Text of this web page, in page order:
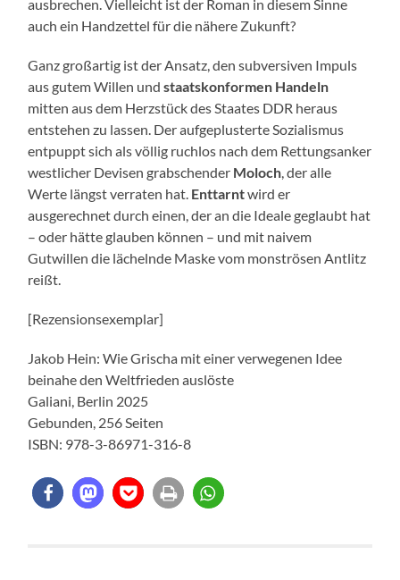
ausbrechen. Vielleicht ist der Roman in diesem Sinne
auch ein Handzettel für die nähere Zukunft?
Ganz großartig ist der Ansatz, den subversiven Impuls
aus gutem Willen undstaatskonformen Handeln
mitten aus dem Herzstück des Staates DDR heraus
entstehen zu lassen. Der aufgeplusterte Sozialismus
entpuppt sich als völlig ruchlos nach dem Rettungsanker
westlicher Devisen grabschender Moloch, der alle
Werte längst verraten hat. Enttarntwird er
ausgerechnet durch einen, der an die Ideale geglaubt hat
– oder hätte glauben können – und mit naivem
Gutwillen die lächelnde Maske vom monströsen Antlitz
reißt.
[Rezensionsexemplar]
Jakob Hein: Wie Grischa mit einer verwegenen Idee
beinahe den Weltfrieden auslöste
Galiani, Berlin 2025
Gebunden, 256 Seiten
ISBN: 978-3-86971-316-8